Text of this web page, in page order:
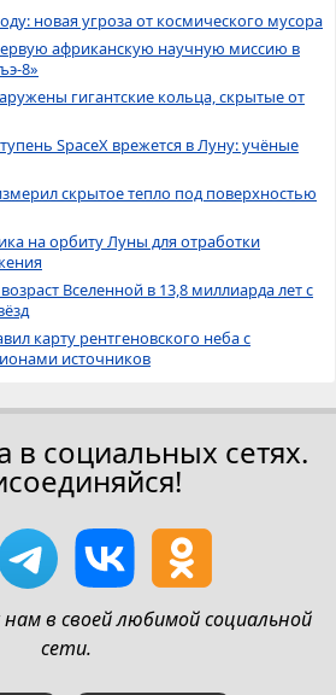
новая угроза от космического мусора
африканскую научную миссию в
8»
гигантские кольца, скрытые от
SpaceX врежется в Луну: учёные
скрытое тепло под поверхностью
на орбиту Луны для отработки
Вселенной в 13,8 миллиарда лет с
карту рентгеновского неба с
источников
в социальных сетях.
в своей любимой социальной
сети.